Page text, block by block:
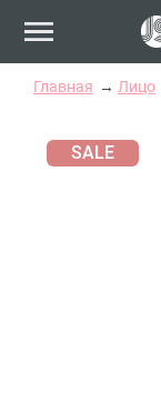
Главная Лицо
SALE